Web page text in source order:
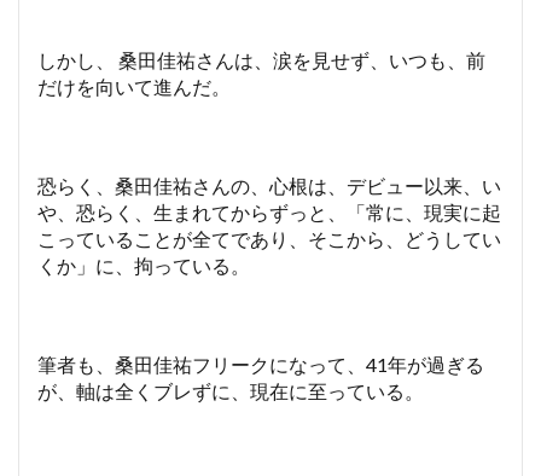
しかし、 桑田佳祐さんは、涙を見せず、いつも、前
だけを向いて進んだ。
恐らく、桑田佳祐さんの、心根は、デビュー以来、い
や、恐らく、生まれてからずっと、「常に、現実に起
こっていることが全てであり、そこから、どうしてい
くか」に、拘っている。
筆者も、桑田佳祐フリークになって、41年が過ぎる
が、軸は全くブレずに、現在に至っている。